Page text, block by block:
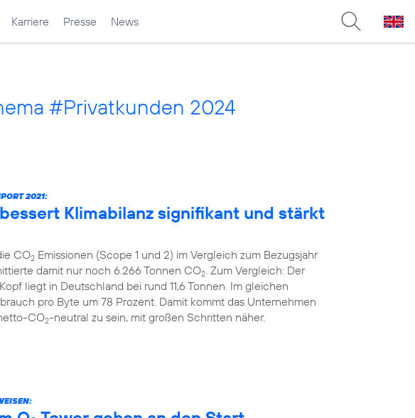
Karriere Presse News
#Privatkunden 2024
2021:
Klimabilanz signifikant und stärkt
CO2 Emissionen (Scope 1 und 2) im Vergleich zum Bezugsjahr
damit nur noch 6.266 Tonnen CO2. Zum Vergleich: Der
liegt in Deutschland bei rund 11,6 Tonnen. Im gleichen
pro Byte um 78 Prozent. Damit kommt das Unternehmen
CO2-neutral zu sein, mit großen Schritten näher.